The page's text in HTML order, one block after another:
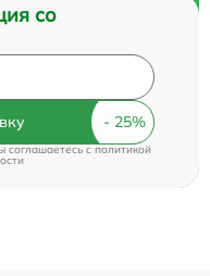
со
соглашаетесь cполитикой